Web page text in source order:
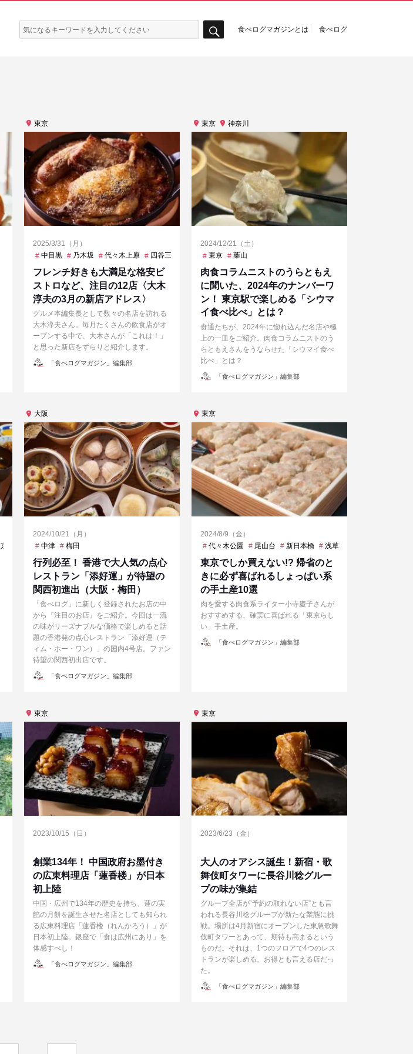
検
索:
食べログマガジンとは 食べログ
東京
2025/3/31（月）
中目黒
乃木坂 代々木上原 四谷三丁目 大手町 恵比寿
フレンチ好きも大満足な格安ビ
ストロなど、注目の12店〈大木
淳夫の3月の新店アドレス〉
グルメ本編集長として数々の名店を訪れる
大木淳夫さん。毎月たくさんの飲食店がオ
ープンする中で、大木さんが「これは！」
と思った新店をずらりと紹介します。
投「食べログマガジン」編集部
東京 神奈川
2024/12/21（土）
東京
葉山
肉食コラムニストのうらともえ
に聞いた、2024年のナンバーワ
ン！ 東京駅で楽しめる「シウマ
イ食べ比べ」とは？
食通たちが、2024年に惚れ込んだ名店や極
上の一皿をご紹介。肉食コラムニストのう
らともえさんをうならせた「シウマイ食べ
比べ」とは？
投「食べログマガジン」編集部
蒲田
京都河原町 嵐山 志村坂上 等々力
大阪
2024/10/21（月）
中津
梅田
行列必至！ 香港で大人気の点心
レストラン「添好運」が待望の
関西初進出（大阪・梅田）
「食べログ」に新しく登録されたお店の中
から『注目のお店』をご紹介。今回は一流
の味がリーズナブルな価格で楽しめると話
題の香港発の点心レストラン「添好運（テ
ィム・ホー・ワン）」の国内4号店。ファン
待望の関西初出店です。
投「食べログマガジン」編集部
東京
2024/8/9（金）
代々木公園
尾山台 新日本橋 浅草
東京でしか買えない!? 帰省のと
きに必ず喜ばれるしょっぱい系
の手土産10選
肉を愛する肉食系ライター小寺慶子さんが
おすすめする、確実に喜ばれる「東京らし
い」手土産。
投「食べログマガジン」編集部
東京
2023/10/15（日）
創業134年！ 中国政府お墨付き
の広東料理店「蓮香楼」が日本
初上陸
中国・広州で134年の歴史を持ち、蓮の実
餡の月餅を誕生させた名店としても知られ
る広東料理店「蓮香楼（れんかろう）」が
日本初上陸。銀座で「食は広州にあり」を
体感すべし！
投「食べログマガジン」編集部
東京
2023/6/23（金）
大人のオアシス誕生！新宿・歌
舞伎町タワーに長谷川稔グルー
プの味が集結
グループ全店が“予約の取れない店”とも言
われる長谷川稔グループが新たな業態に挑
戦。場所は4月新宿にオープンした東急歌舞
伎町タワーとあって、期待も高まるという
ものだ。それは、1つのフロアで4つのレス
トランが楽しめる、お得とも言える店だっ
た。
投「食べログマガジン」編集部